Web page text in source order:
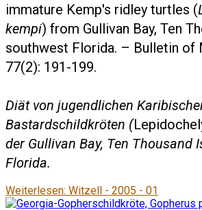
immature Kemp's ridley turtles (
kempi) from Gullivan Bay, Ten
southwest Florida. – Bulletin of
77(2): 191-199.
Diät von jugendlichen
Bastardschildkröten (
der Gullivan Bay, Ten Thousand
Florida.
Weiterlesen: Witzell - 2005 - 01